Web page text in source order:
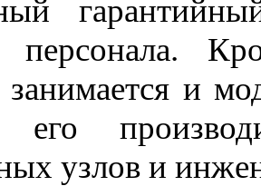
персонала.
и
его
узлов и